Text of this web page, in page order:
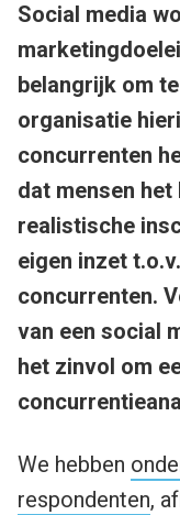
Social media
belangrijk om
organisatie
concurrenten
dat mensen
realistische
eigen inzet
concurrenten.
van een social
het zinvol om
We hebben
respondenten,